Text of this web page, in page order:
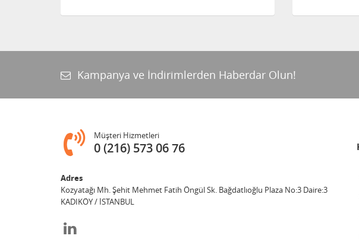
Kampanya ve İndirimlerden Haberdar Olun!
Müşteri Hizmetleri
0 (216) 573 06 76
Adres
Kozyatağı Mh. Şehit Mehmet Fatih Öngül Sk. Bağdatlıoğlu Plaza No:3 Daire:3
KADIKÖY / İSTANBUL